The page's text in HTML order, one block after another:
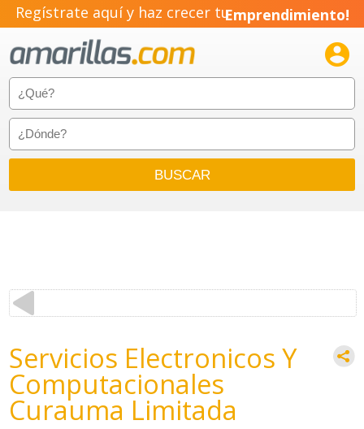
Regístrate aquí y haz crecer tuEmprendimiento!

Servicios Electronicos Y
Computacionales
Curauma Limitada